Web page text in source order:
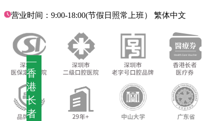
—
香
港
长
者
营业时间：9:00-18:00(节假日照常上班） 繁体中文